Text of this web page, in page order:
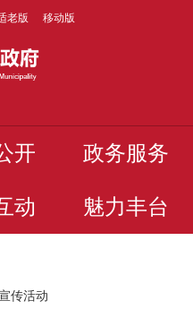
老版 移动版
开 政务服务
动 魅力丰台
传活动